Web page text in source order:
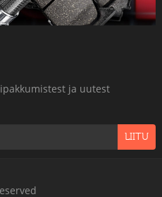
ja uutest
LIITU